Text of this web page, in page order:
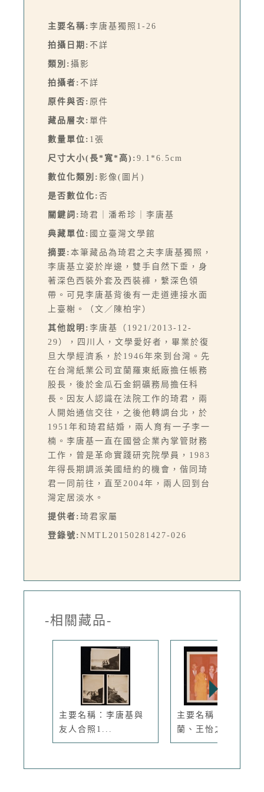
主要名稱: 李唐基獨照1-26
拍攝日期: 不詳
類別: 攝影
拍攝者: 不詳
原件與否: 原件
藏品層次: 單件
數量單位: 1張
尺寸大小(長*寬*高): 9.1*6.5cm
數位化類別: 影像(圖片)
是否數位化: 否
關鍵詞: 琦君｜潘希珍｜李唐基
典藏單位: 國立臺灣文學館
摘要: 本筆藏品為琦君之夫李唐基獨照，
李唐基立姿於岸邊，雙手自然下垂，身
著深色西裝外套及西裝褲，繫深色領
帶。可見李唐基背後有一走道連接水面
上臺榭。（文／陳柏宇）
其他說明: 李唐基（1921/2013-12-
29），四川人，文學愛好者，畢業於復
旦大學經濟系，於1946年來到台灣。先
在台灣紙業公司宜蘭羅東紙廠擔任帳務
股長，後於金瓜石金銅礦務局擔任科
長。因友人認識在法院工作的琦君，兩
人開始通信交往，之後他轉調台北，於
1951年和琦君結婚，兩人育有一子李一
楠。李唐基一直在國營企業內掌管財務
工作，曾是革命實踐研究院學員，1983
年得長期調派美國紐約的機會，偕同琦
君一同前往，直至2004年，兩人回到台
灣定居淡水。
提供者: 琦君家屬
登錄號: NMTL20150281427-026
-相關藏品-
主要名稱：李唐基與
友人合照1...
主要名稱：琦君與羅
蘭、王怡之...